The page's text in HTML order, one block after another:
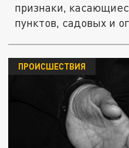
признаки,
пунктов, садовых и
ПРОИСШЕСТВИЯ